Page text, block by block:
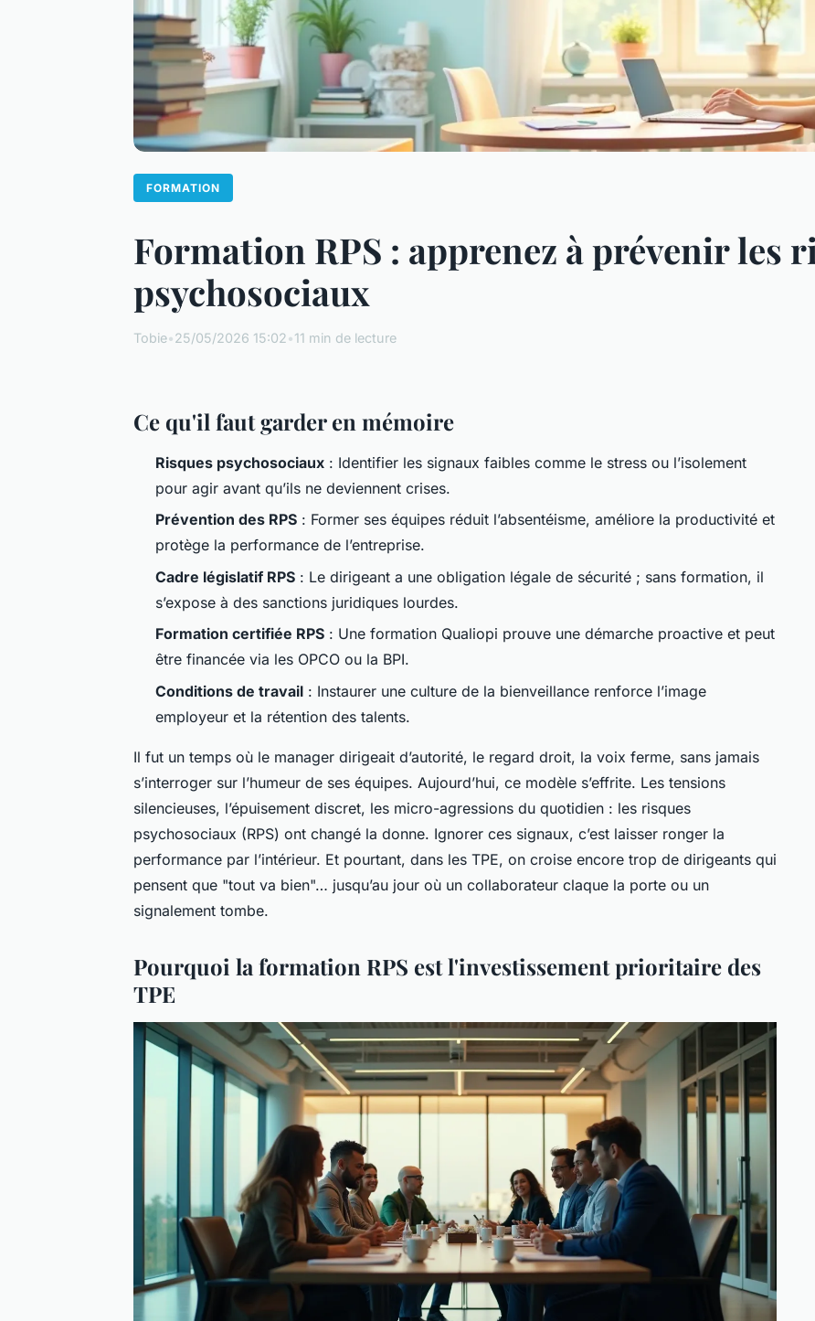
FORMATION
Formation RPS : apprenez à prévenir les
psychosociaux
Tobie•25/05/2026 15:02•11 min de lecture
Ce qu'il faut garder en mémoire
Risques psychosociaux : Identifier les signaux faibles comme le stress ou l’isolement
pour agir avant qu’ils ne deviennent crises.
Prévention des RPS : Former ses équipes réduit l’absentéisme, améliore la productivité et
protège la performance de l’entreprise.
Cadre législatif RPS : Le dirigeant a une obligation légale de sécurité ; sans formation, il
s’expose à des sanctions juridiques lourdes.
Formation certifiée RPS : Une formation Qualiopi prouve une démarche proactive et peut
être financée via les OPCO ou la BPI.
Conditions de travail : Instaurer une culture de la bienveillance renforce l’image
employeur et la rétention des talents.
Il fut un temps où le manager dirigeait d’autorité, le regard droit, la voix ferme, sans jamais
s’interroger sur l’humeur de ses équipes. Aujourd’hui, ce modèle s’effrite. Les tensions
silencieuses, l’épuisement discret, les micro-agressions du quotidien : les risques
psychosociaux (RPS) ont changé la donne. Ignorer ces signaux, c’est laisser ronger la
performance par l’intérieur. Et pourtant, dans les TPE, on croise encore trop de dirigeants qui
pensent que "tout va bien"… jusqu’au jour où un collaborateur claque la porte ou un
signalement tombe.
Pourquoi la formation RPS est l'investissement prioritaire des
TPE